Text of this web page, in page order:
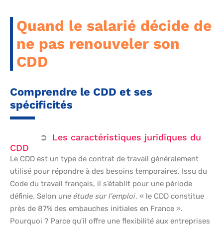
Quand le salarié décide de
ne pas renouveler son
CDD
Comprendre le CDD et ses
spécificités
Les caractéristiques juridiques du
CDD
Le CDD est un type de contrat de travail généralement
utilisé pour répondre à des besoins temporaires. Issu du
Code du travail français, il s’établit pour une période
définie. Selon une étude sur l’emploi, « le CDD constitue
près de 87% des embauches initiales en France ».
Pourquoi ? Parce qu’il offre une flexibilité aux entreprises